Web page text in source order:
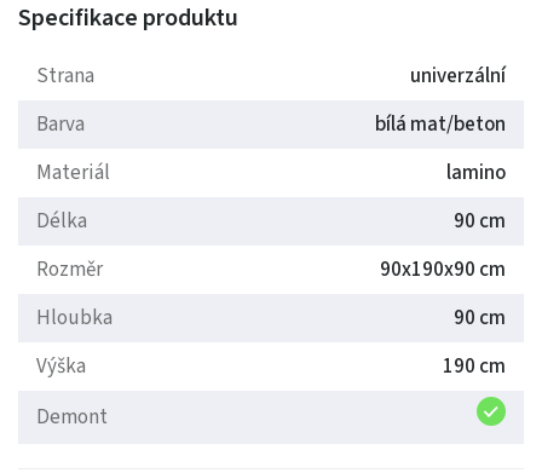
Vybírejte z nabízených variant.
Dodáváme v demontu.
Specifikace produktu
Strana
univerzální
Barva
bílá mat/beton
Materiál
lamino
Délka
90 cm
Rozměr
90x190x90 cm
Hloubka
90 cm
Výška
190 cm
Demont